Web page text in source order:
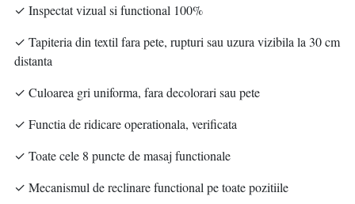
✓ Inspectat vizual si functional 100%
✓ Tapiteria din textil fara pete, rupturi sau uzura vizibila la 30 cm
distanta
✓ Culoarea gri uniforma, fara decolorari sau pete
✓ Functia de ridicare operationala, verificata
✓ Toate cele 8 puncte de masaj functionale
✓ Mecanismul de reclinare functional pe toate pozitiile